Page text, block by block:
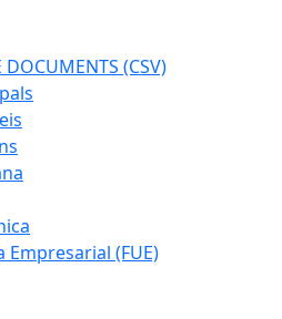
DOCUMENTS (CSV)
Empresarial (FUE)